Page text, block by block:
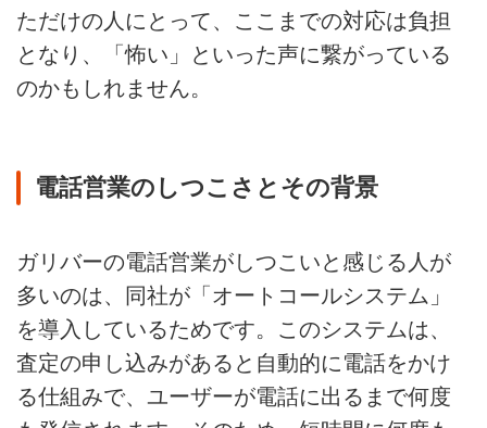
ただけの人にとって、ここまでの対応は負担
となり、「怖い」といった声に繋がっている
のかもしれません。
電話営業のしつこさとその背景
ガリバーの電話営業がしつこいと感じる人が
多いのは、同社が「オートコールシステム」
を導入しているためです。このシステムは、
査定の申し込みがあると自動的に電話をかけ
る仕組みで、ユーザーが電話に出るまで何度